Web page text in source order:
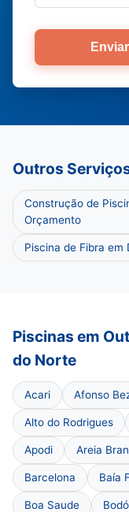
Outros
Construção de
Orçamento
Piscina de Fibra
Piscinas em
do Norte
Acari Afonso
Alto do Rodrigues
Apodi Areia
Barcelona Baía
Boa Saude Bodó